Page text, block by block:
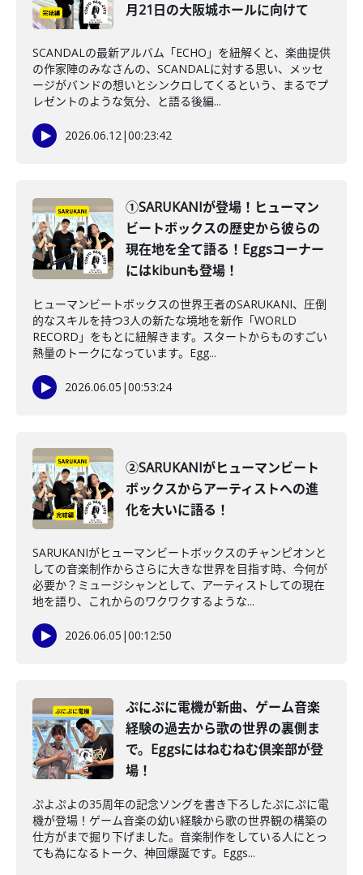
月21日の大阪城ホールに向けて
SCANDALの最新アルバム「ECHO」を紐解くと、楽曲提供
の作家陣のみなさんの、SCANDALに対する思い、メッセ
ージがバンドの想いとシンクロしてくるという、まるでプ
レゼントのような気分、と語る後編...
2026.06.12|00:23:42
①SARUKANIが登場！ヒューマン
ビートボックスの歴史から彼らの
現在地を全て語る！Eggsコーナー
にはkibunも登場！
ヒューマンビートボックスの世界王者のSARUKANI、圧倒
的なスキルを持つ3人の新たな境地を新作「WORLD
RECORD」をもとに紐解きます。スタートからものすごい
熱量のトークになっています。Egg...
2026.06.05 |00:53:24
②SARUKANIがヒューマンビート
ボックスからアーティストへの進
化を大いに語る！
SARUKANIがヒューマンビートボックスのチャンピオンと
しての音楽制作からさらに大きな世界を目指す時、今何が
必要か？ミュージシャンとして、アーティストしての現在
地を語り、これからのワクワクするような...
2026.06.05 |00:12:50
ぷにぷに電機が新曲、ゲーム音楽
経験の過去から歌の世界の裏側ま
で。Eggsにはねむねむ倶楽部が登
場！
ぷよぷよの35周年の記念ソングを書き下ろしたぷにぷに電
機が登場！ゲーム音楽の幼い経験から歌の世界観の構築の
仕方がまで掘り下げました。音楽制作をしている人にとっ
ても為になるトーク、神回爆誕です。Eggs...